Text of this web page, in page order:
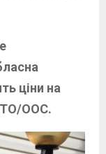
ціни на
ООС.